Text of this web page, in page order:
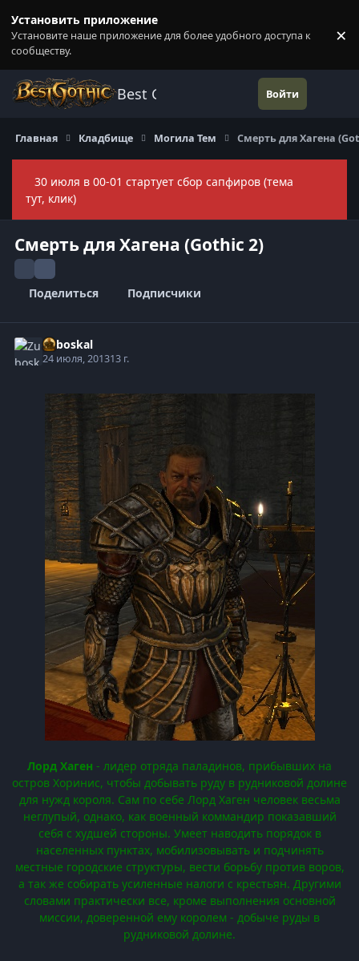
Установить приложение
Установите наше приложение для более удобного доступа к
сообществу.
×
Best Gothic Forums Войти
Главная Кладбище Могила Тем Смерть для Хагена
30 июля в 00-01 стартует сбор сапфиров (тема
тут, клик)
Смерть для Хагена (Gothic 2)
Поделиться Подписчики
Zuboskal
24 июля, 201313 г.
Лорд Хаген - лидер отряда паладинов, прибывших на
остров Хоринис, чтобы добывать руду в рудниковой долине
для нужд короля. Сам по себе Лорд Хаген человек весьма
неглупый, однако, как военный коммандир показавший
себя с худшей стороны. Умеет наводить порядок в
населенных пунктах, мобилизовывать и подчинять
местные городские структуры, вести борьбу против воров,
а так же собирать усиленные налоги с крестьян. Другими
словами практически все, кроме выполнения основной
миссии, доверенной ему королем - добыче руды в
рудниковой долине.